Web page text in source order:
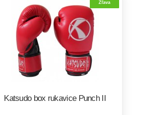
Zľava
Katsudo box rukavice Punch II